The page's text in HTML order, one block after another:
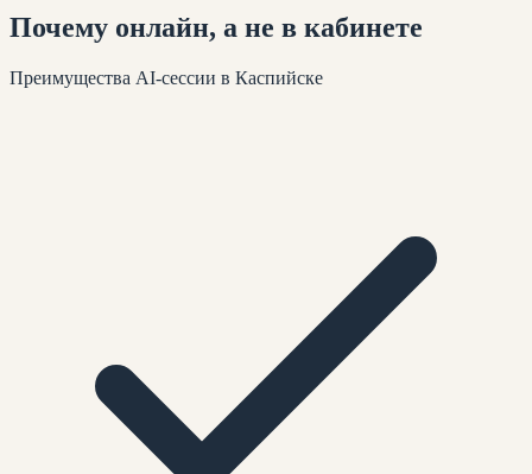
Почему онлайн, а не в кабинете
Преимущества AI-сессии в Каспийске